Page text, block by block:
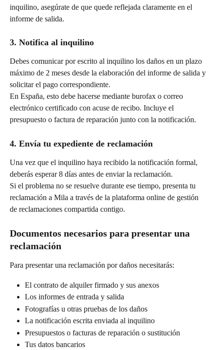
inquilino, asegúrate de que quede reflejada claramente en el
informe de salida.
3. Notifica al inquilino
Debes comunicar por escrito al inquilino los daños en un plazo
máximo de 2 meses desde la elaboración del informe de salida y
solicitar el pago correspondiente.
En España, esto debe hacerse mediante burofax o correo
electrónico certificado con acuse de recibo. Incluye el
presupuesto o factura de reparación junto con la notificación.
4. Envía tu expediente de reclamación
Una vez que el inquilino haya recibido la notificación formal,
deberás esperar 8 días antes de enviar la reclamación.
Si el problema no se resuelve durante ese tiempo, presenta tu
reclamación a Mila a través de la plataforma online de gestión
de reclamaciones compartida contigo.
Documentos necesarios para presentar una
reclamación
Para presentar una reclamación por daños necesitarás:
El contrato de alquiler firmado y sus anexos
Los informes de entrada y salida
Fotografías u otras pruebas de los daños
La notificación escrita enviada al inquilino
Presupuestos o facturas de reparación o sustitución
Tus datos bancarios